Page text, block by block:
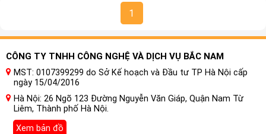
1
CÔNG TY TNHH CÔNG NGHỆ VÀ DỊCH VỤ BẮC NAM
MST: 0107399299 do Sở Kế hoạch và Đầu tư TP Hà Nội cấp
ngày 15/04/2016
Hà Nội: 26 Ngõ 123 Đường Nguyễn Văn Giáp, Quận Nam Từ
Liêm, Thành phố Hà Nội.
Xem bản đồ